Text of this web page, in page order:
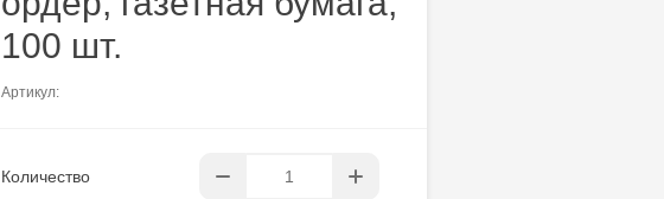
100 шт.
Артикул:
Количество